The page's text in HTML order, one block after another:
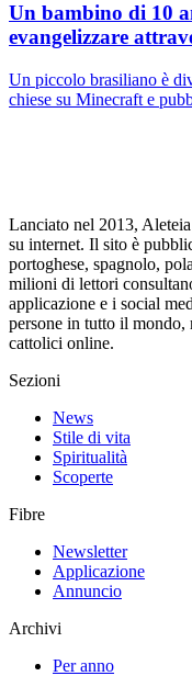
Un bambino di 10
evangelizzare
Un piccolo brasiliano è
chiese su Minecraft e
Lanciato nel 2013,
su internet. Il sito è
portoghese, spagnolo,
milioni di lettori
applicazione e i social
persone in tutto il mondo,
cattolici online.
Sezioni
News
Stile di vita
Spiritualità
Scoperte
Fibre
Newsletter
Applicazione
Annuncio
Archivi
Per anno